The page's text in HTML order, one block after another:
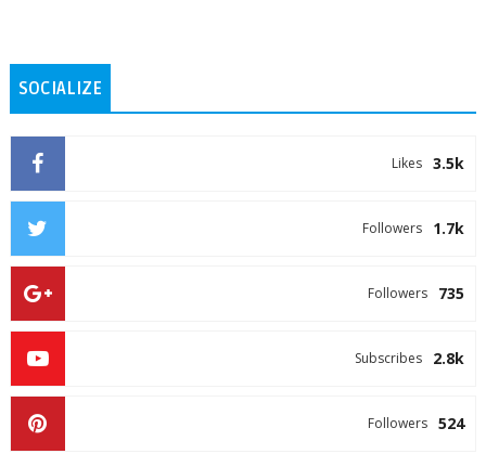
SOCIALIZE
3.5k
Likes
1.7k
Followers
735
Followers
2.8k
Subscribes
524
Followers